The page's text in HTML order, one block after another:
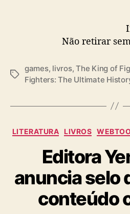
Não retirar
T
s
games, livros,The King of
Fighters: The Ultimate
C
t
e
g
o
r
i
LITERATURA LIVROS
Editora
anuncia selo
conteúdo